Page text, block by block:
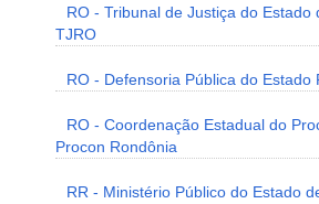
RO - Tribunal de Justiça do Estado
TJRO
RO - Defensoria Pública do Estado
RO - Coordenação Estadual do
Procon Rondônia
RR - Ministério Público do Estado